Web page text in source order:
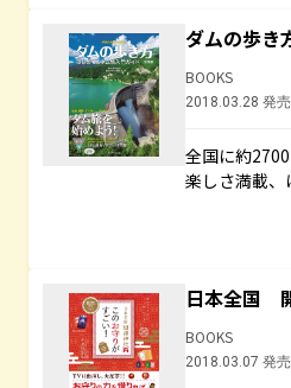
ダムの歩
BOOKS
2018.03.28 発売
全国に約
楽しさ満載、
日本全国
BOOKS
2018.03.07 発売